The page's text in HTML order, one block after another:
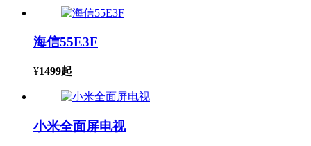
海信55E3F
¥1499起
小米全面屏电视